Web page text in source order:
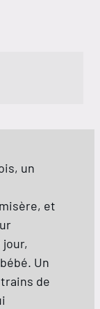
un
et
Un
de